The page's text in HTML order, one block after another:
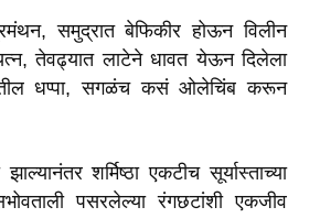
समुद्रात बेफिकीर होऊन विलीन
तेवढ्यात लाटेने धावत येऊन दिलेला
धप्पा, सगळंच कसं ओलेचिंब करून
शर्मिष्ठा एकटीच सूर्यास्ताच्या
पसरलेल्या रंगछटांशी एकजीव